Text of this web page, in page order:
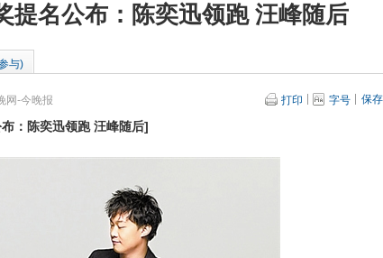
提名公布：陈奕迅领跑 汪峰随后
与)
网-今晚报 打印 字号 保
：陈奕迅领跑 汪峰随后]